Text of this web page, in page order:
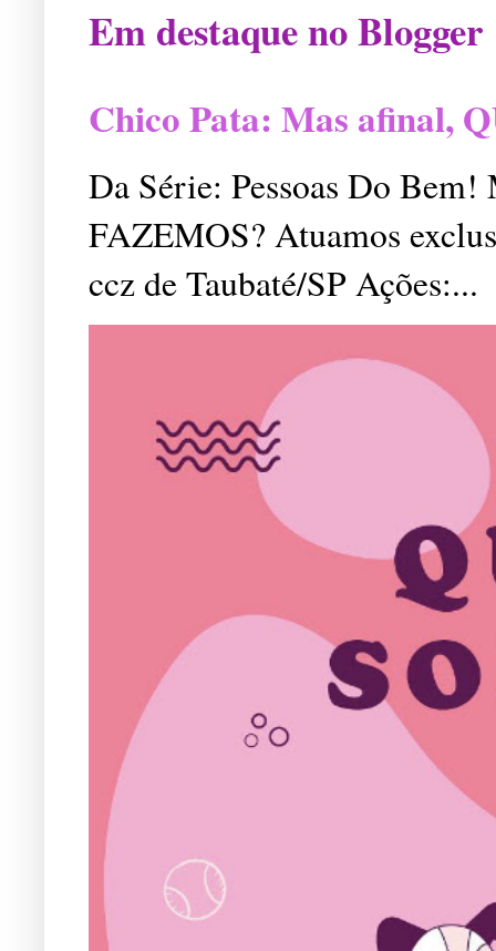
Em destaque no Blogger
Chico Pata: Mas afinal,
Da Série: Pessoas Do
FAZEMOS? Atuamos
ccz de Taubaté/SP Ações:...